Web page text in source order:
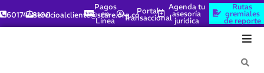
6017448100servicioalcliente@scare.org.co
Pagos
en
Línea
Portal
Transaccional
Agenda tu
asesoría
jurídica
Rutas
gremiales
de reporte